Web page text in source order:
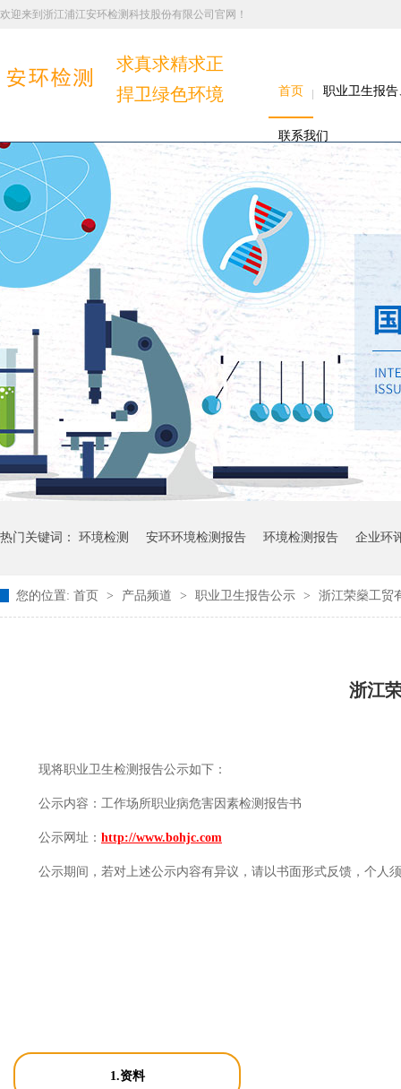
欢迎来到浙江浦江安环检测科技股份有限公司官网！
求真求精求正
捍卫绿色环境
首页 职业卫生报
联系我们
热门关键词： 环境检测 安环环境检测报告 环境检测报告 企业环
您的位置: 首页 > 产品频道 > 职业卫生报告公示 > 浙江荣燊工贸
浙江
现将职业卫生检测报告公示如下：
公示内容： 工作场所职业病危害因素检测报告书
公示网址： http://www.bohjc.com
公示期间，若对上述公示内容有异议，请以书面形式反馈，个人
1.资料